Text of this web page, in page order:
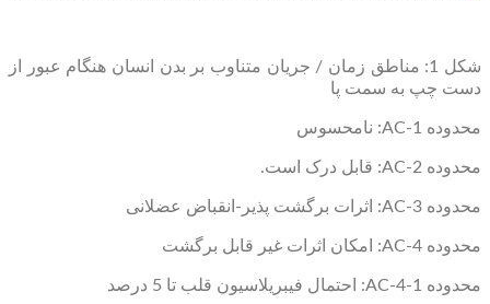
شکل 1: مناطق زمان / جریان متناوب بر بدن انسان هنگام عبور از
دست چپ به سمت پا
محدوده AC-1: نامحسوس
محدوده AC-2: قابل درک است.
محدوده AC-3: اثرات برگشت پذیر-انقباض عضلانی
محدوده AC-4: امکان اثرات غیر قابل برگشت
محدوده AC-4-1: احتمال فیبریلاسیون قلب تا 5 درصد